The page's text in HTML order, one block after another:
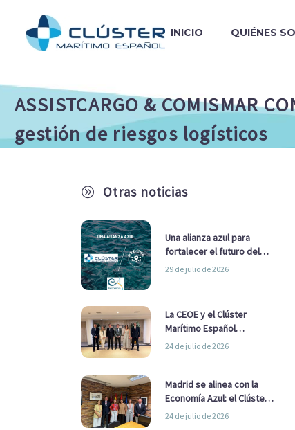
INICIO QUIÉNES
ASSISTCARGO & COMISMAR
gestión de riesgos logísticos
A Otras noticias
Una alianza azul para
fortalecer el futuro del
sector marítimo
29 de julio de 2026
La CEOE y el Clúster
Marítimo Español
refuerzan su alianza para
24 de julio de 2026
Madrid se alinea con la
Economía Azul: el Clúster
Marítimo Español y la Real
24 de julio de 2026